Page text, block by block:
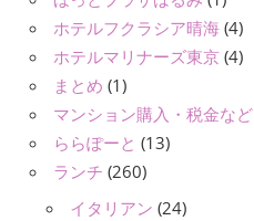
ホテルフクラシア晴海 (4)
ホテルマリナーズ東京 (4)
まとめ (1)
マンション購入・税金など
ららぽーと (13)
ランチ (260)
イタリアン (24)